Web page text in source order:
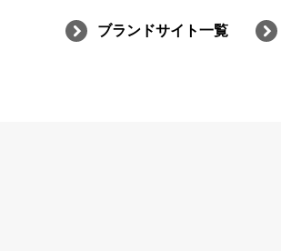
ブランドサイト一覧